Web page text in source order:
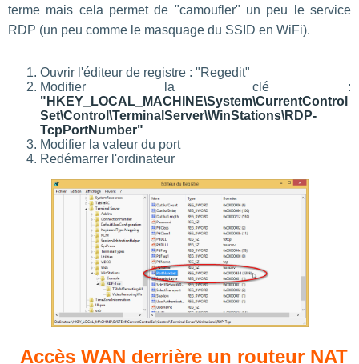
terme mais cela permet de "camoufler" un peu le service
RDP (un peu comme le masquage du SSID en WiFi).
Ouvrir l'éditeur de registre : "Regedit"
Modifier la clé :
"HKEY_LOCAL_MACHINE\System\CurrentControl
Set\Control\TerminalServer\WinStations\RDP-
TcpPortNumber"
Modifier la valeur du port
Redémarrer l'ordinateur
Accès WAN derrière un routeur NAT